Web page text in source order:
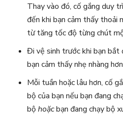
Thay vào đó, cố gắng duy
đến khi bạn cảm thấy thoải
từ tăng tốc độ từng chút
Đi vệ sinh trước khi bạn bắt
bạn cảm thấy nhẹ nhàng
Mỗi tuần hoặc lâu hơn, cố
bộ của bạn nếu bạn đang
bộhoặcbạn đang chạy bộ